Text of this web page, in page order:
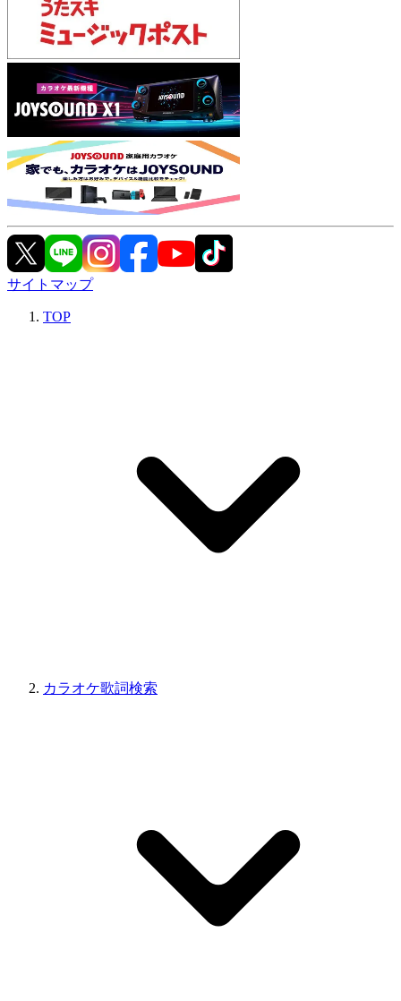
サイトマップ
TOP
カラオケ歌詞検索